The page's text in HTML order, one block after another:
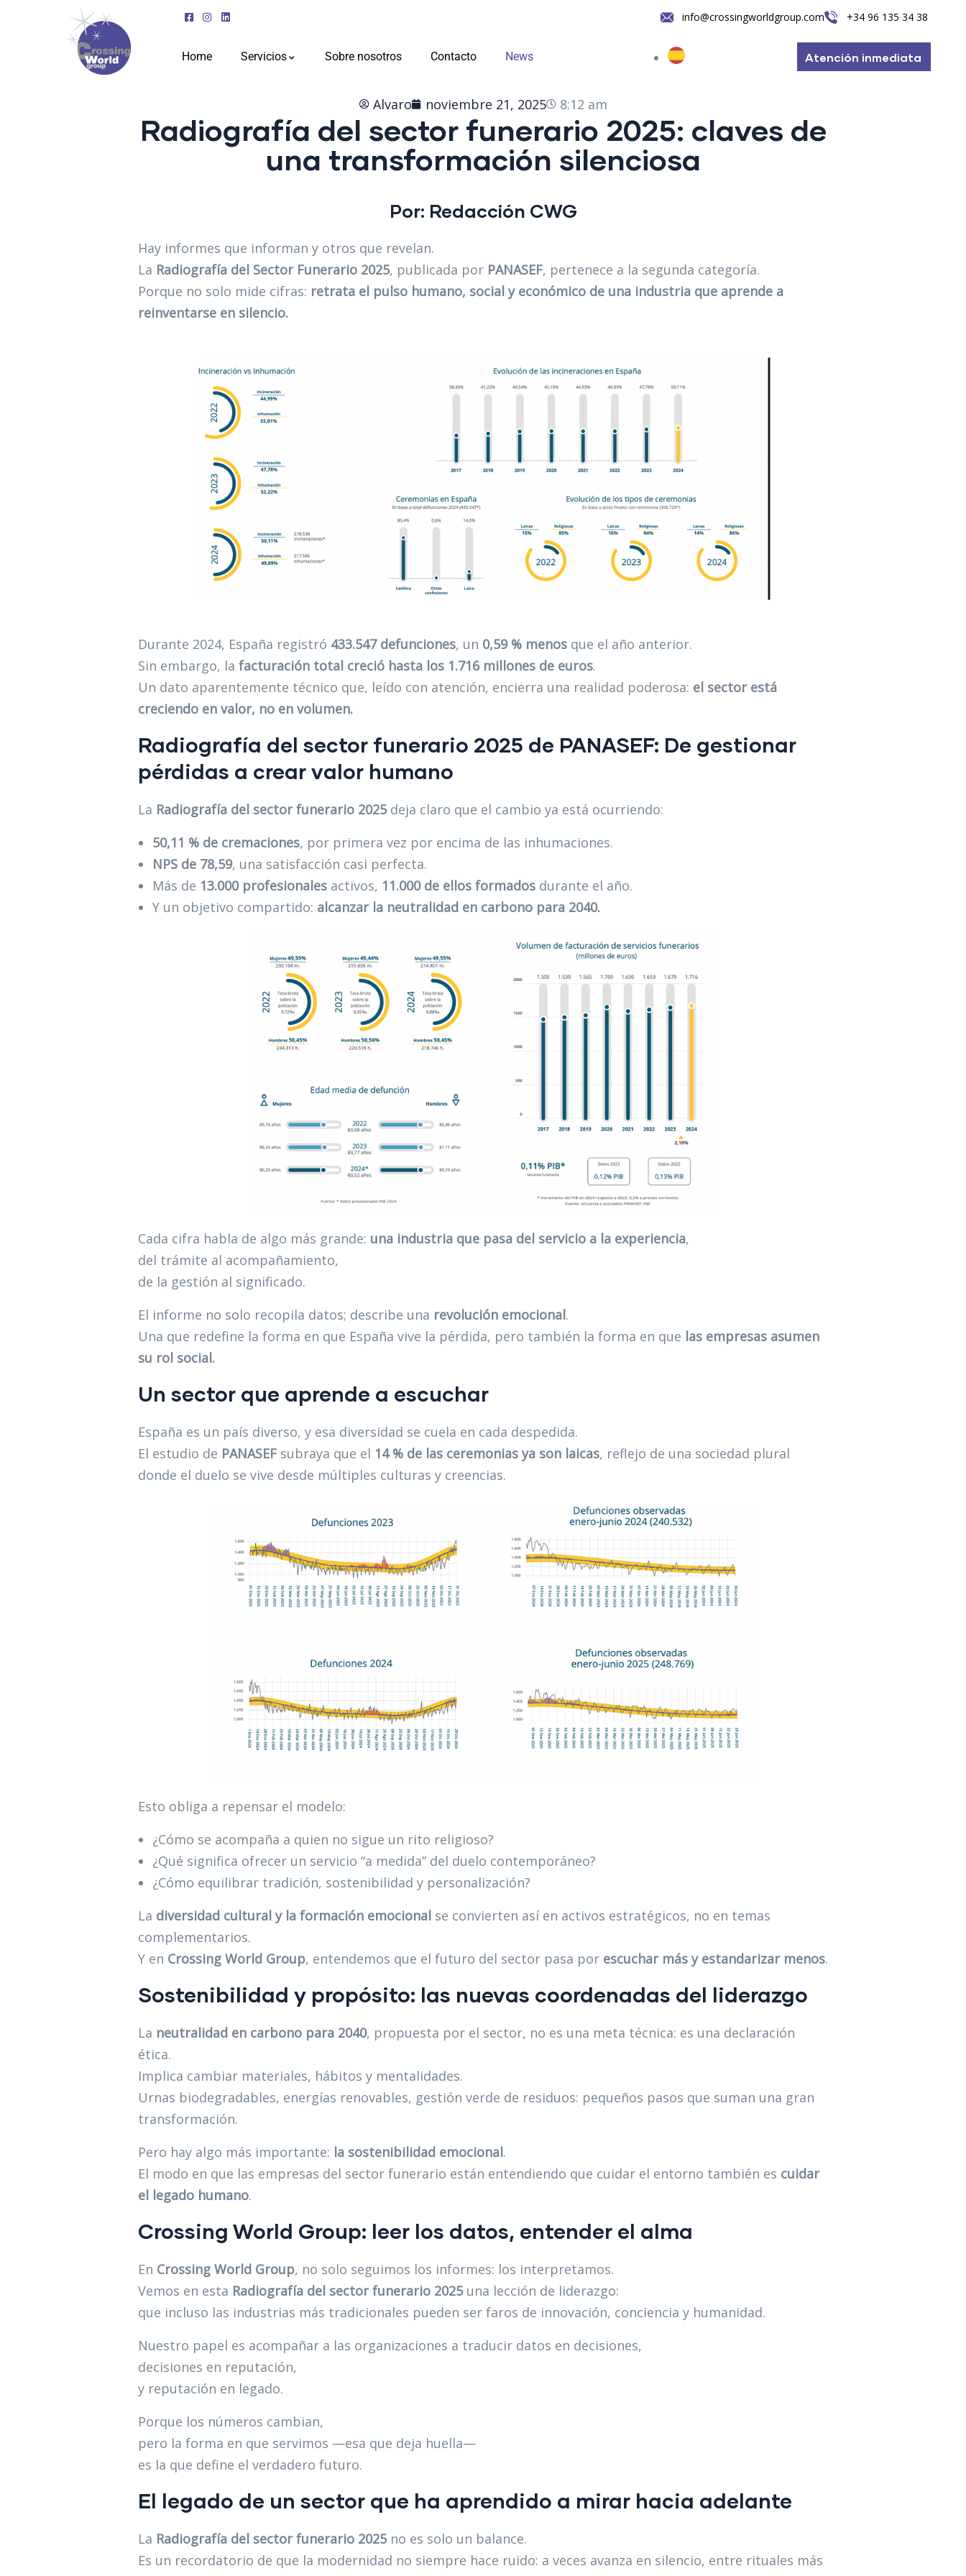
info@crossingworldgroup.com +34 96 135 34 38
Home Servicios Sobre nosotros Contacto News Atención inmediata
Alvaro noviembre 21, 2025 8:12 am
Radiografía del sector funerario 2025: claves de
una transformación silenciosa
Por: Redacción CWG
Hay informes que informan y otros que revelan.
La Radiografía del Sector Funerario 2025, publicada por PANASEF, pertenece a la segunda categoría.
Porque no solo mide cifras: retrata el pulso humano, social y económico de una industria que aprende a
reinventarse en silencio.
Durante 2024, España registró 433.547 defunciones, un 0,59 % menos que el año anterior.
Sin embargo, la facturación total creció hasta los 1.716 millones de euros.
Un dato aparentemente técnico que, leído con atención, encierra una realidad poderosa: el sector está
creciendo en valor, no en volumen.
Radiografía del sector funerario 2025 de PANASEF: De gestionar
pérdidas a crear valor humano
La Radiografía del sector funerario 2025deja claro que el cambio ya está ocurriendo:
50,11 % de cremaciones, por primera vez por encima de las inhumaciones.
NPS de 78,59, una satisfacción casi perfecta.
Más de 13.000 profesionales activos, 11.000 de ellos formados durante el año.
Y un objetivo compartido: alcanzar la neutralidad en carbono para 2040.
Cada cifra habla de algo más grande: una industria que pasa del servicio a la experiencia,
del trámite al acompañamiento,
de la gestión al significado.
El informe no solo recopila datos; describe una revolución emocional.
Una que redefine la forma en que España vive la pérdida, pero también la forma en que las empresas asumen
su rol social.
Un sector que aprende a escuchar
España es un país diverso, y esa diversidad se cuela en cada despedida.
El estudio de PANASEF subraya que el 14 % de las ceremonias ya son laicas, reflejo de una sociedad plural
donde el duelo se vive desde múltiples culturas y creencias.
Esto obliga a repensar el modelo:
¿Cómo se acompaña a quien no sigue un rito religioso?
¿Qué significa ofrecer un servicio “a medida” del duelo contemporáneo?
¿Cómo equilibrar tradición, sostenibilidad y personalización?
La diversidad cultural y la formación emocional se convierten así en activos estratégicos, no en temas
complementarios.
Y en Crossing World Group, entendemos que el futuro del sector pasa por escuchar más y estandarizar menos.
Sostenibilidad y propósito: las nuevas coordenadas del liderazgo
La neutralidad en carbono para 2040, propuesta por el sector, no es una meta técnica: es una declaración
ética.
Implica cambiar materiales, hábitos y mentalidades.
Urnas biodegradables, energías renovables, gestión verde de residuos: pequeños pasos que suman una gran
transformación.
Pero hay algo más importante: la sostenibilidad emocional.
El modo en que las empresas del sector funerario están entendiendo que cuidar el entorno también es cuidar
el legado humano.
Crossing World Group: leer los datos, entender el alma
En Crossing World Group, no solo seguimos los informes: los interpretamos.
Vemos en esta Radiografía del sector funerario 2025una lección de liderazgo:
que incluso las industrias más tradicionales pueden ser faros de innovación, conciencia y humanidad.
Nuestro papel es acompañar a las organizaciones a traducir datos en decisiones,
decisiones en reputación,
y reputación en legado.
Porque los números cambian,
pero la forma en que servimos —esa que deja huella—
es la que define el verdadero futuro.
El legado de un sector que ha aprendido a mirar hacia adelante
La Radiografía del sector funerario 2025no es solo un balance.
Es un recordatorio de que la modernidad no siempre hace ruido: a veces avanza en silencio, entre rituales más